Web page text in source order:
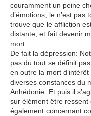
couramment un peine
d’émotions, le n’est
trouve que le affliction
distante, et fait devenir
mort.
De fait la dépression:
pas du tout se définit
en outre la mort
diverses constances du
Anhédonie: Et puis il
sur élément être
également concernant